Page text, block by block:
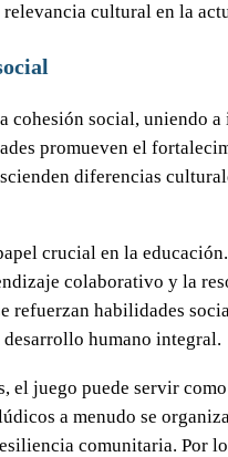
cultural en la
social, uniendo
promueven el
diferencias
crucial en la
colaborativo y la
habilidades
humano integral.
el juego puede servir
a menudo se
comunitaria. Por